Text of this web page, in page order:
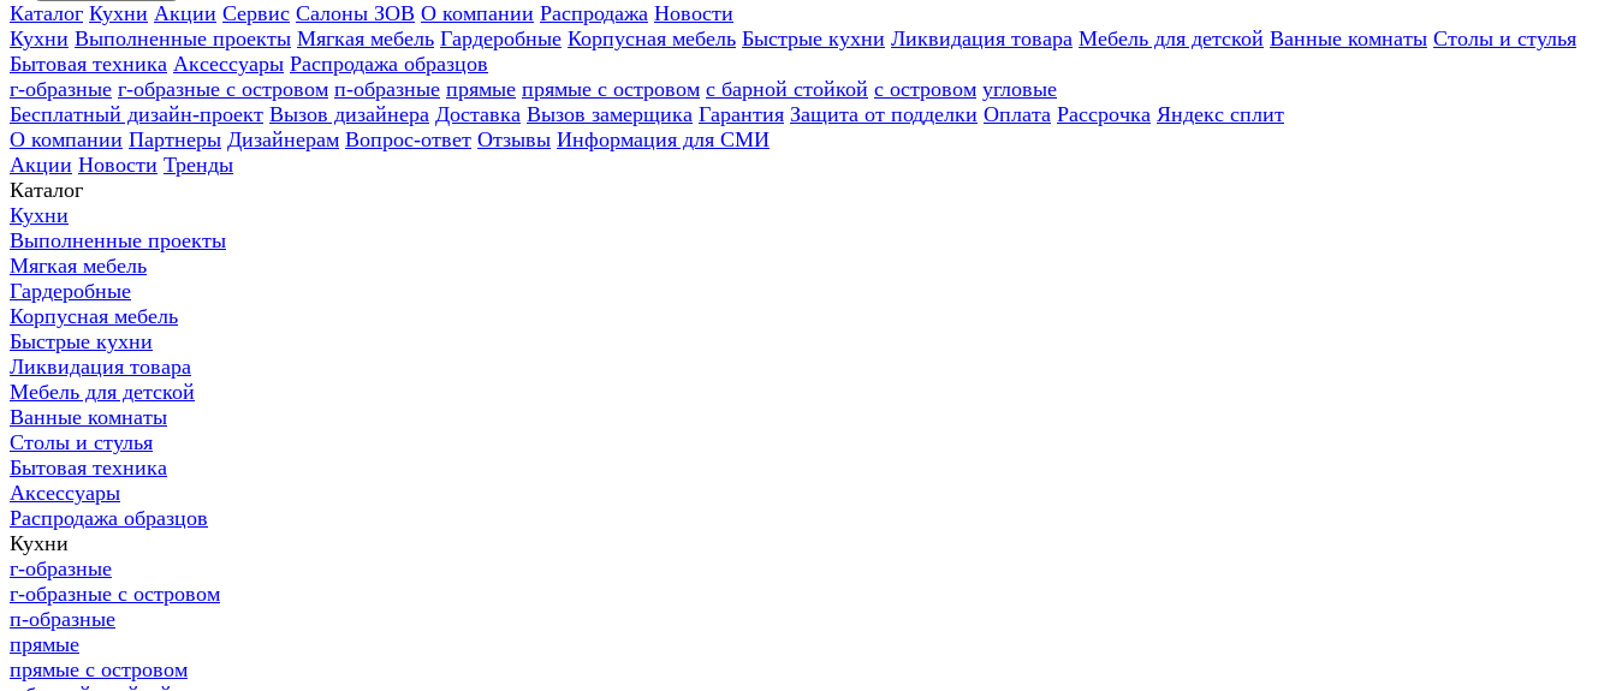
Каталог Кухни Акции Сервис Салоны ЗОВ О компании Распродажа Новости
Кухни Выполненные проекты Мягкая мебель Гардеробные Корпусная мебель Быстрые кухни Ликвидация товара Мебель для детской Ванные комнаты Столы и стулья
Бытовая техника Аксессуары Распродажа образцов
г-образные г-образные с островом п-образные прямые прямые с островом с барной стойкой с островом угловые
Бесплатный дизайн-проект Вызов дизайнера Доставка Вызов замерщика Гарантия Защита от подделки Оплата Рассрочка Яндекс сплит
О компании Партнеры Дизайнерам Вопрос-ответ Отзывы Информация для СМИ
Акции Новости Тренды
Каталог
Кухни
Выполненные проекты
Мягкая мебель
Гардеробные
Корпусная мебель
Быстрые кухни
Ликвидация товара
Мебель для детской
Ванные комнаты
Столы и стулья
Бытовая техника
Аксессуары
Распродажа образцов
Кухни
г-образные
г-образные с островом
п-образные
прямые
прямые с островом